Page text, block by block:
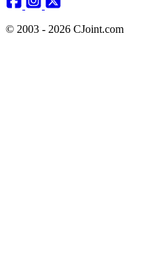
© 2003 - 2026 CJoint.com